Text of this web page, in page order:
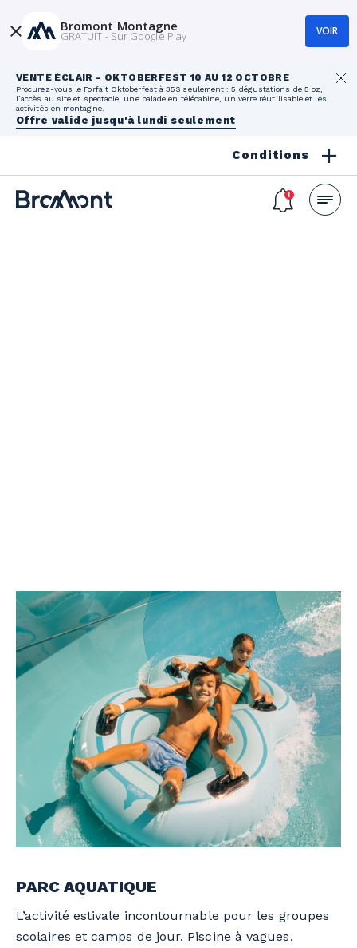
VENTE ÉCLAIR - OKTOBERFEST 10 AU 12 OCTOBRE
Procurez-vous le Forfait Oktoberfest à 35$ seulement : 5 dégustations de 5 oz,
l’accès au site et spectacle, une balade en télécabine, un verre réutilisable et les
activités en montagne.
Offre valide jusqu'à lundi seulement
Conditions
PARC AQUATIQUE
L’activité estivale incontournable pour les groupes
scolaires et camps de jour. Piscine à vagues,
Bromont Montagne
GRATUIT - Sur Google Play VOIR